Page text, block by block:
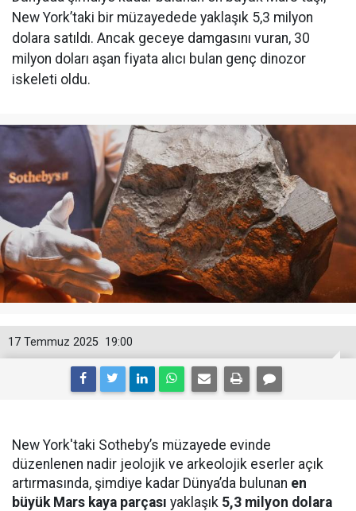
New York’taki bir müzayedede yaklaşık 5,3 milyon
dolara satıldı. Ancak geceye damgasını vuran, 30
milyon doları aşan fiyata alıcı bulan genç dinozor
iskeleti oldu.
19:00
17 Temmuz 2025
New York'taki Sotheby’s müzayede evinde
düzenlenen nadir jeolojik ve arkeolojik eserler açık
artırmasında, şimdiye kadar Dünya’da bulunan en
büyük Mars kaya parçası yaklaşık 5,3 milyon dolara